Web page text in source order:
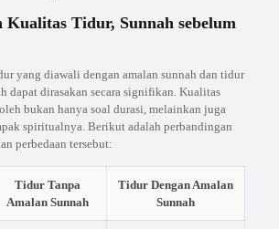
Kualitas Tidur, Sunnah sebelum
yang diawali dengan amalan sunnah dan tidur
dapat dirasakan secara signifikan. Kualitas
bukan hanya soal durasi, melainkan juga
spiritualnya. Berikut adalah perbandingan
perbedaan tersebut:
Tidur Tanpa
Amalan Sunnah
Tidur Dengan Amalan
Sunnah